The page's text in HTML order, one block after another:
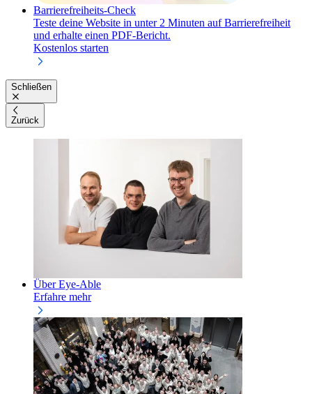
Barrierefreiheits-Check
Teste deine Website in unter 2 Minuten auf Barrierefreiheit
und erhalte einen PDF-Bericht.
Kostenlos starten
Schließen
Zurück
Über Eye-Able
Erfahre mehr